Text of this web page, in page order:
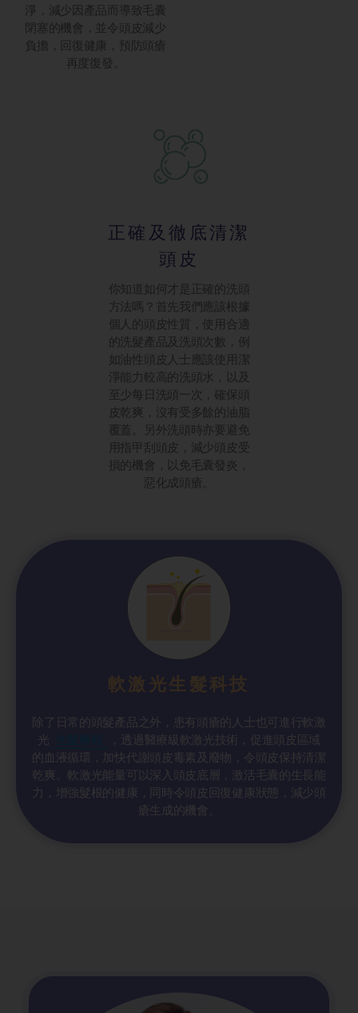
淨，減少因產品而導致毛囊
閉塞的機會，並令頭皮減少
負擔，回復健康，預防頭瘡
再度復發。
正確及徹底清潔
頭皮
你知道如何才是正確的洗頭
方法嗎？首先我們應該根據
個人的頭皮性質，使用合適
的洗髮產品及洗頭次數，例
如油性頭皮人士應該使用潔
淨能力較高的洗頭水，以及
至少每日洗頭一次，確保頭
皮乾爽，沒有受多餘的油脂
覆蓋。另外洗頭時亦要避免
用指甲刮頭皮，減少頭皮受
損的機會，以免毛囊發炎，
惡化成頭瘡。
軟激光生髮科技
除了日常的頭髮產品之外，患有頭瘡的人士也可進行軟激
光
，透過醫療級軟激光技術，促進頭皮區域
的血液循環，加快代謝頭皮毒素及廢物，令頭皮保持清潔
乾爽。軟激光能量可以深入頭皮底層，激活毛囊的生長能
力，增強髮根的健康，同時令頭皮回復健康狀態，減少頭
瘡生成的機會。